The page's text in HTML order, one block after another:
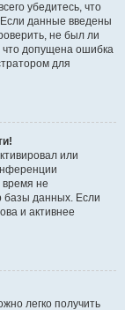
убедитесь, что
данные введены
не был ли
что допущена ошибка
для
или
время не
базы данных. Если
и активнее
легко получить